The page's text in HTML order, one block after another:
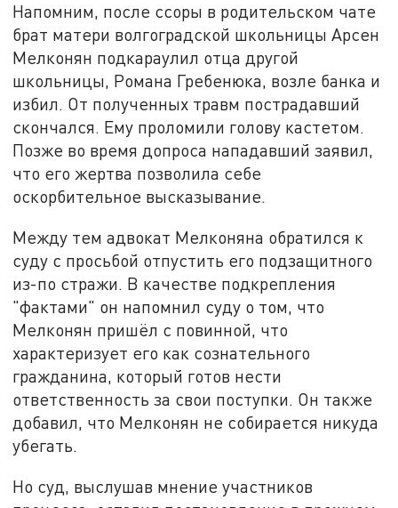
Напомним, после ссоры в родительском чате
брат матери волгоградской школьницы Арсен
Мелконян подкараулил отца другой
школьницы, Романа Гребенюка, возле банка и
избил. От полученных травм пострадавший
скончался. Ему проломили голову кастетом.
Позже во время допроса нападавший заявил,
что его жертва позволила себе
оскорбительное высказывание.
Между тем адвокат Мелконяна обратился к
суду с просьбой отпустить его подзащитного
из-по стражи. В качестве подкрепления
"фактами" он напомнил суду о том, что
Мелконян пришёл с повинной, что
характеризует его как сознательного
гражданина, который готов нести
ответственность за свои поступки. Он также
добавил, что Мелконян не собирается никуда
убегать.
Но суд, выслушав мнение участников